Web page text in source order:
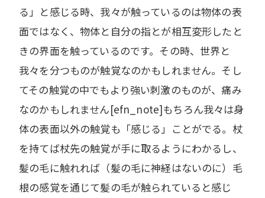
る」と感じる時、我々が触っているのは物体の表
面ではなく、物体と自分の指とが相互変形したと
きの界面を触っているのです。その時、世界と
我々を分つものが触覚なのかもしれません。そし
てその触覚の中でもより強い刺激のものが、痛み
なのかもしれません[efn_note]もちろん我々は身
体の表面以外の触覚も「感じる」ことがでる。杖
を持てば杖先の触覚が手に取るようにわかるし、
髪の毛に触れれば（髪の毛に神経はないのに）毛
根の感覚を通じて髪の毛が触られていると感じ